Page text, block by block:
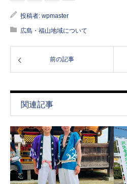
投稿者: wpmaster
広島・福山地域について
前の記事
関連記事